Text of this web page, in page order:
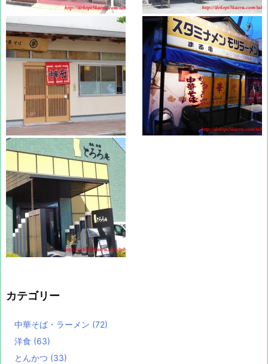
カテゴリー
中華そば・ラーメン (72)
洋食 (63)
とんかつ (33)